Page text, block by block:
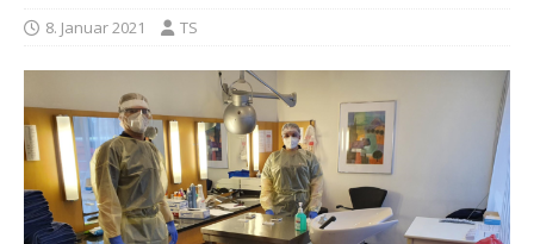
8. Januar 2021 TS